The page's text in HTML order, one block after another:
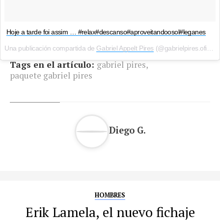
Hoje a tarde foi assim … #relax#descanso#aproveitandoosol#leganes
Una publicación compartida de Gabriel Appelt Pires (@gabrielpires.oficial) el
Tags en el artículo: gabriel pires,
paquete gabriel pires
Diego G.
HOMBRES
Erik Lamela, el nuevo fichaje